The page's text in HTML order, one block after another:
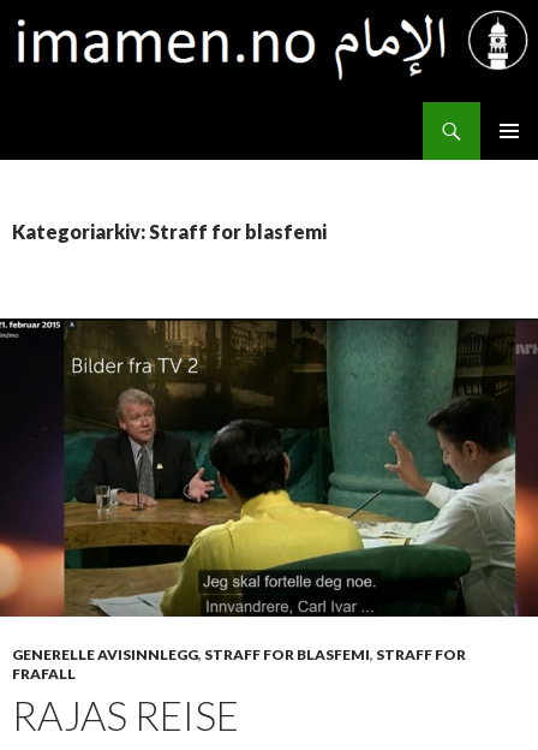
Kategoriarkiv: Straff for blasfemi
GENERELLE AVISINNLEGG, STRAFF FOR BLASFEMI, STRAFF FOR
FRAFALL
RAJAS REISE